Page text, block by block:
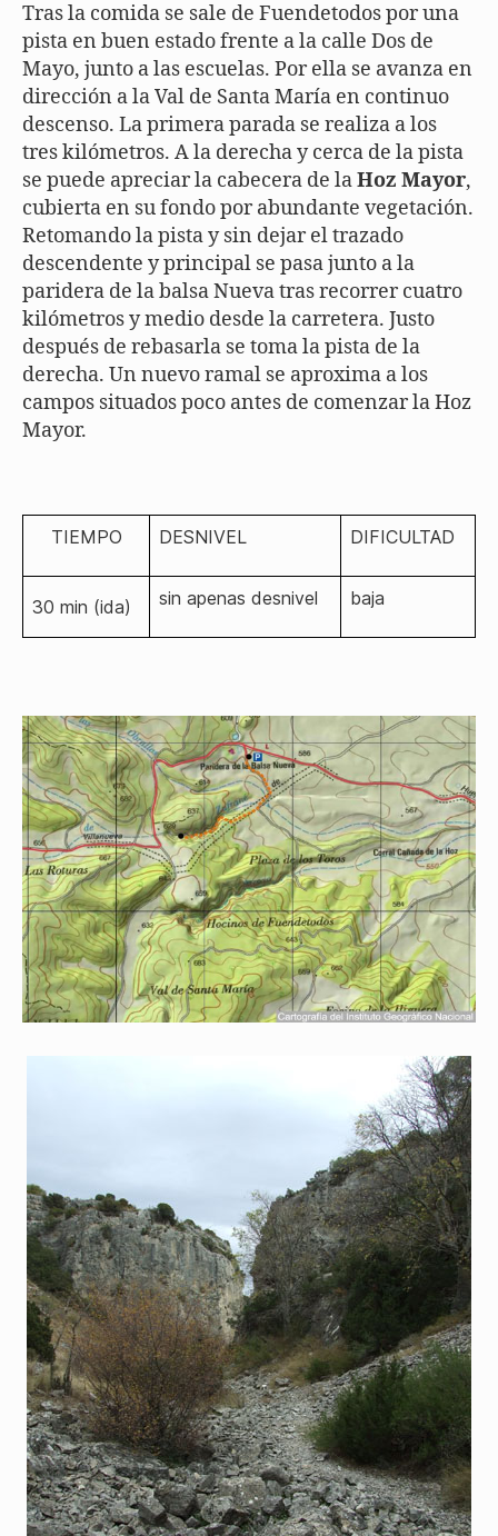
Tras la comida se sale de Fuendetodos por una
pista en buen estado frente a la calle Dos de
Mayo, junto a las escuelas. Por ella se avanza en
dirección a la Val de Santa María en continuo
descenso. La primera parada se realiza a los
tres kilómetros. A la derecha y cerca de la pista
se puede apreciar la cabecera de laHoz Mayor,
cubierta en su fondo por abundante vegetación.
Retomando la pista y sin dejar el trazado
descendente y principal se pasa junto a la
paridera de la balsa Nueva tras recorrer cuatro
kilómetros y medio desde la carretera. Justo
después de rebasarla se toma la pista de la
derecha. Un nuevo ramal se aproxima a los
campos situados poco antes de comenzar la Hoz
Mayor.
TIEMPO DESNIVEL DIFICULTAD
30 min (ida) sin apenas desnivel baja